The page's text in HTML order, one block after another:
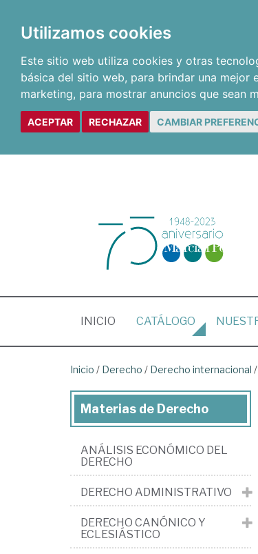
Utilizamos cookies
Este sitio web utiliza cookies y otras
básica del sitio web, para brindar una mejor
marketing, para mostrar anuncios que sean
ACEPTAR RECHAZAR CAMBIAR
INICIO (CURRENT)
CATÁLOGO
Inicio / Derecho / Derecho internacional /
Materias de Derecho
ANÁLISIS ECONÓMICO DEL
DERECHO
DERECHO ADMINISTRATIVO
DERECHO CANÓNICO Y
ECLESIÁSTICO